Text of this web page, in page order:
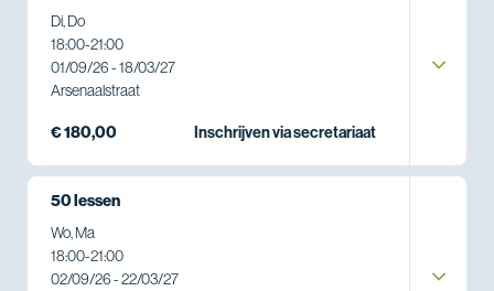
Di, Do
18:00-21:00
01/09/26 - 18/03/27
Arsenaalstraat
€ 180,00 Inschrijven via secretariaat
50 lessen
Wo, Ma
18:00-21:00
02/09/26 - 22/03/27